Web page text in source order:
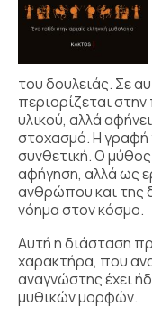
του δουλειάς. Σε
περιορίζεται
υλικού, αλλά
στοχασμό. Η γραφή
συνθετική. Ο
αφήγηση, αλλά ως
ανθρώπου και της
νόημα στον κόσμο.
Αυτή η διάσταση
χαρακτήρα, που
αναγνώστης έχει
μυθικών μορφών.